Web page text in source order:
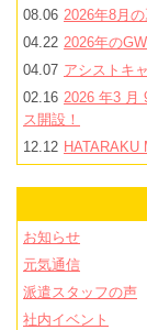
08.06 2026年8月
04.22 2026年の
04.07 アシストキ
02.16 2026 年3 月
ス開設！
12.12 HATARAKU
お知らせ
元気通信
派遣スタッフの声
社内イベント